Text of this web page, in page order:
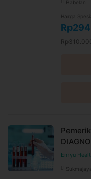
Babelan
Harga
Emyu